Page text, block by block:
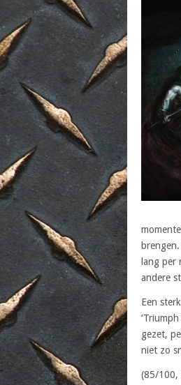
lang per
andere
Een
gezet,
niet zo
(85/100,